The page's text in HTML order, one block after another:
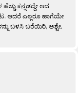
ಕನ್ನಡದ್ದೇ ಆದ
ಆದರೆ ಎಲ್ಲರೂ ಹಾಗೆಯೇ
ಬಳಸಿ ಬರೆಯಿರಿ, ಅಶ್ಟೇ.